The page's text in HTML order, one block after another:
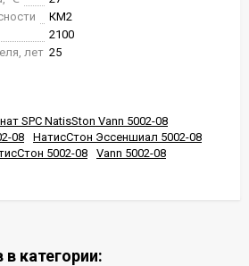
КМ2
2100
лет 25
SPC NatisSton Vann 5002-08
08
НатисСтон Эссеншиал 5002-08
5002-08 Vann 5002-08
категории: